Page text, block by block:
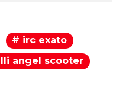
# irc exato
angel scooter